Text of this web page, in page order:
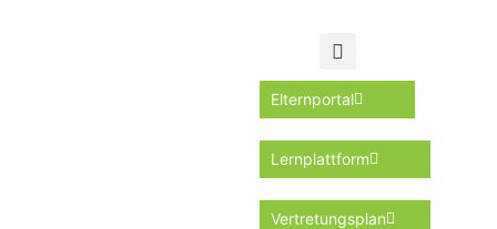
Elternportal
Lernplattform
Vertretungsplan